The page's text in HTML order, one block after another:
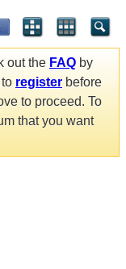
out the FAQ by
register before
to proceed. To
that you want